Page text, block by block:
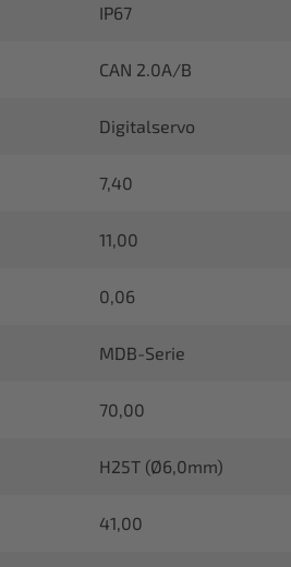
IP67
CAN 2.0A/B
Digitalservo
7,40
11,00
0,06
MDB-Serie
70,00
H25T (Ø6,0mm)
41,00